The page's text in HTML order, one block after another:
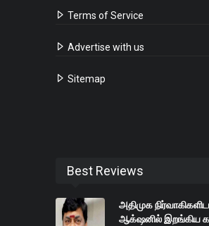
Terms of Service
Advertise with us
Sitemap
Best Reviews
அதிமுக
ஆக்‌ஷனில் இறங்கிய